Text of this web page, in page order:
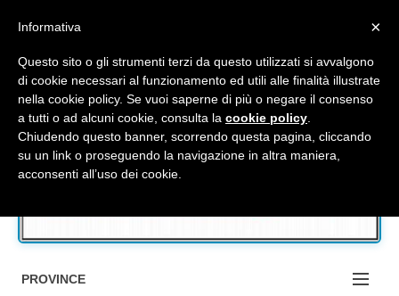
Accedi / Registrati
Contattaci
PROVINCE
×
Informativa
Questo sito o gli strumenti terzi da questo utilizzati si avvalgono
di cookie necessari al funzionamento ed utili alle finalità illustrate
nella cookie policy. Se vuoi saperne di più o negare il consenso
a tutti o ad alcuni cookie, consulta la cookie policy
Chiudendo questo banner, scorrendo questa pagina, cliccando
su un link o proseguendo la navigazione in altra maniera,
acconsenti all’uso dei cookie.